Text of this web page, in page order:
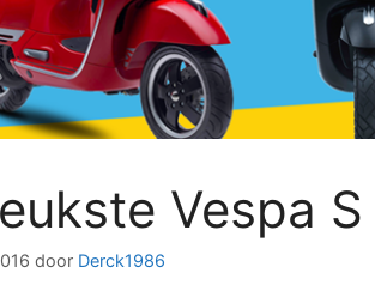
Vespa
door Derck1986